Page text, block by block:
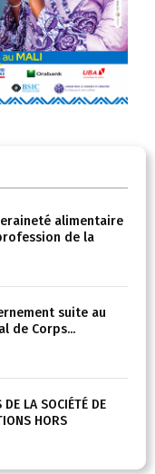
alimentaire
de la
suite au
de Corps...
DE LA SOCIÉTÉ DE
HORS